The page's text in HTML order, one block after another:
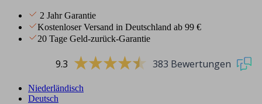
2 Jahr Garantie
Kostenloser Versand in Deutschland ab 99 €
20 Tage Geld-zurück-Garantie
9.3 383 Bewertungen
Niederländisch
Deutsch